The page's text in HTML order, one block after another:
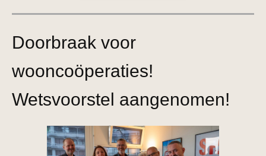
Doorbraak voor
wooncoöperaties!
Wetsvoorstel aangenomen!